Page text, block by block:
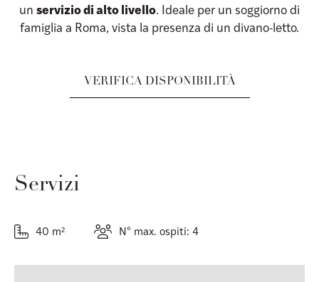
un servizio di alto livello. Ideale per un soggiorno di
famiglia a Roma, vista la presenza di un divano-letto.
VERIFICA DISPONIBILITÀ
Servizi
40 m² N° max. ospiti: 4